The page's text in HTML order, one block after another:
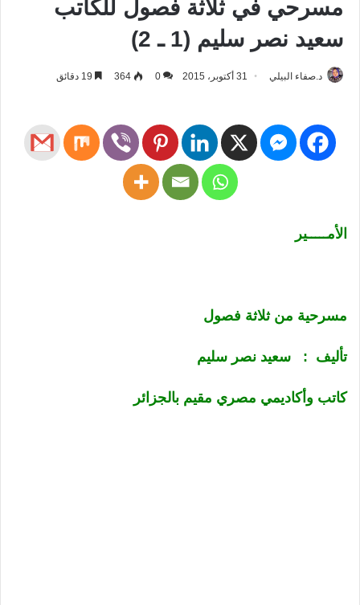
مسرحي في ثلاثة فصول للكاتب
سعيد نصر سليم (1 ـ 2)
د.صفاء البيلي 31 أكتوبر، 2015 0
364
الأمـــــير
مسرحية من ثلاثة فصول
تأليف : سعيد نصر سليم
كاتب وأكاديمي مصري مقيم بالجزائر